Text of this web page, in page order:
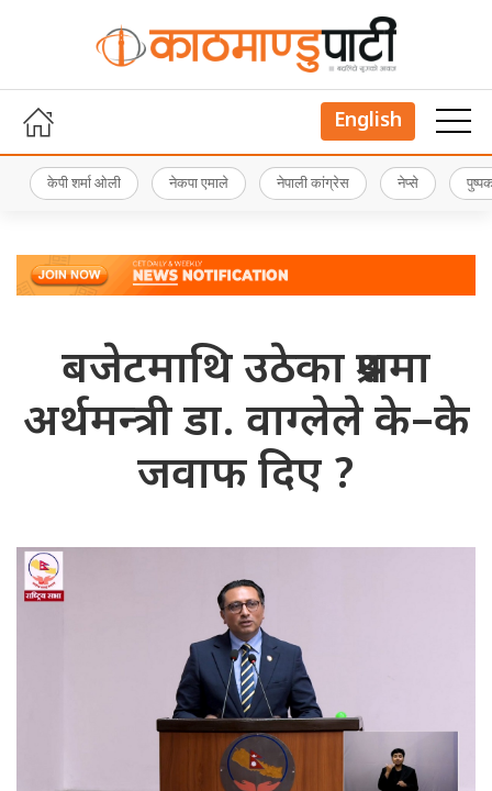
English
केपी शर्मा ओली नेकपा एमाले नेपाली कांग्रेस नेप्से
बजेटमाथि उठेका प्रश्नमा
अर्थमन्त्री डा. वाग्लेले के–के
जवाफ दिए ?